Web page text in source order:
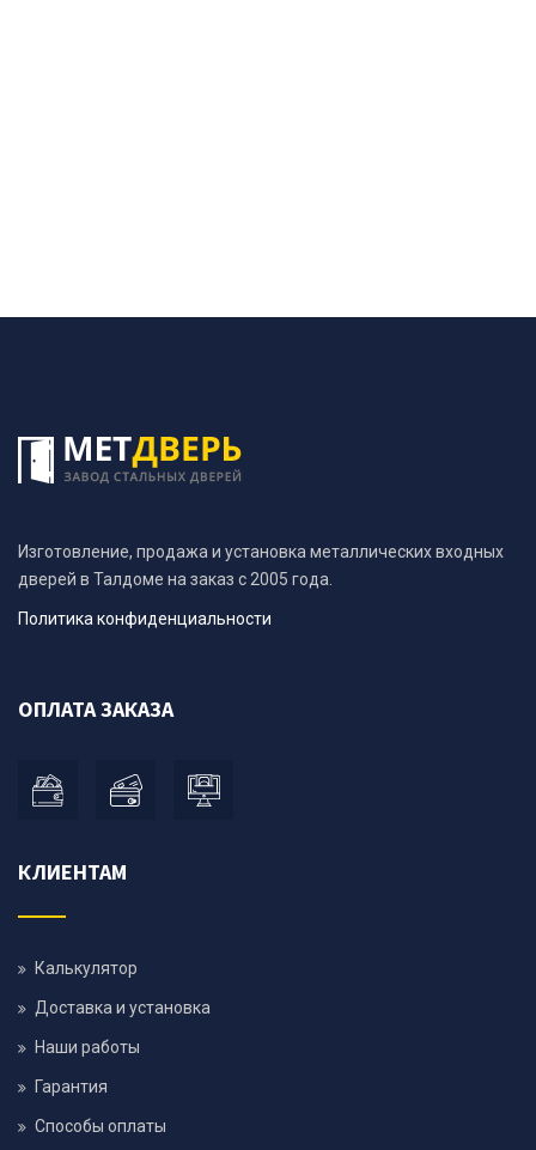
Изготовление, продажа и установка металлических входных
дверей в Талдоме на заказ с 2005 года.
Политика конфиденциальности
ОПЛАТА ЗАКАЗА
КЛИЕНТАМ
Калькулятор
Доставка и установка
Наши работы
Гарантия
Способы оплаты